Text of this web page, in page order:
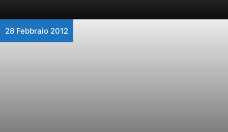
28 Febbraio 2012